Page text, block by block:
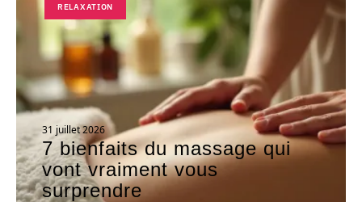
RELAXATION
31 juillet 2026
7 bienfaits du massage qui
vont vraiment vous
surprendre